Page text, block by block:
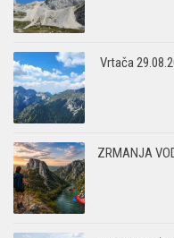
Vrtača
ZRMANJA